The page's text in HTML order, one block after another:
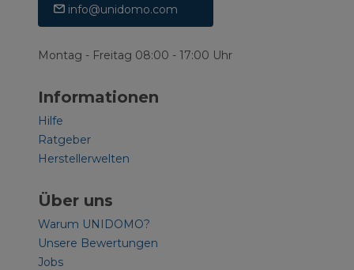
info@unidomo.com
Montag - Freitag 08:00 - 17:00 Uhr
Informationen
Hilfe
Ratgeber
Herstellerwelten
Über uns
Warum UNIDOMO?
Unsere Bewertungen
Jobs